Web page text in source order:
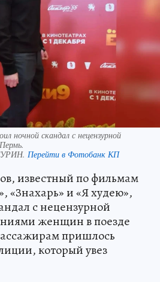
ночной скандал с нецензурной
Перейти в Фотобанк КП
известный по фильмам
«Знахарь» и «Я худею»,
с нецензурной
женщин в поезде
пришлось
который увез